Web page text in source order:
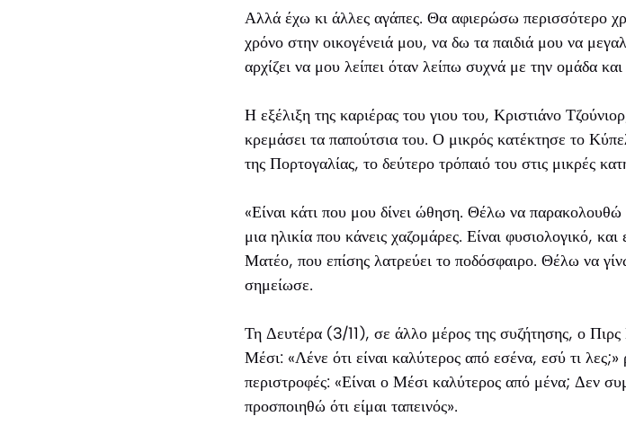
Αλλά έχω κι άλλες αγάπες. Θα αφιερώσω περισσότερο
χρόνο στην οικογένειά μου, να δω τα παιδιά μου να
αρχίζει να μου λείπει όταν λείπω συχνά με την ομάδα
Η εξέλιξη της καριέρας του γιου του, Κριστιάνο
κρεμάσει τα παπούτσια του. Ο μικρός κατέκτησε το
της Πορτογαλίας, το δεύτερο τρόπαιό του στις μικρές
«Είναι κάτι που μου δίνει ώθηση. Θέλω να παρακολουθώ
μια ηλικία που κάνεις χαζομάρες. Είναι φυσιολογικό,
Ματέο, που επίσης λατρεύει το ποδόσφαιρο. Θέλω να
σημείωσε.
Τη Δευτέρα (3/11), σε άλλο μέρος της συζήτησης, ο
Μέσι: «Λένε ότι είναι καλύτερος από εσένα, εσύ τι
περιστροφές: «Είναι ο Μέσι καλύτερος από μένα; Δεν
προσποιηθώ ότι είμαι ταπεινός».